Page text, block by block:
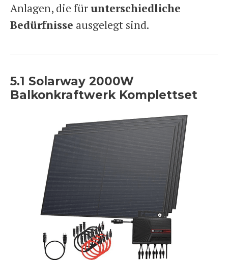
Anlagen, die fürunterschiedliche
Bedürfnisse ausgelegt sind.
5.1 Solarway 2000W
Balkonkraftwerk Komplettset